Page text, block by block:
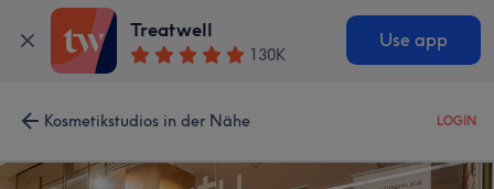
Treatwell
130K
Use app
Kosmetikstudios in der Nähe LOGIN